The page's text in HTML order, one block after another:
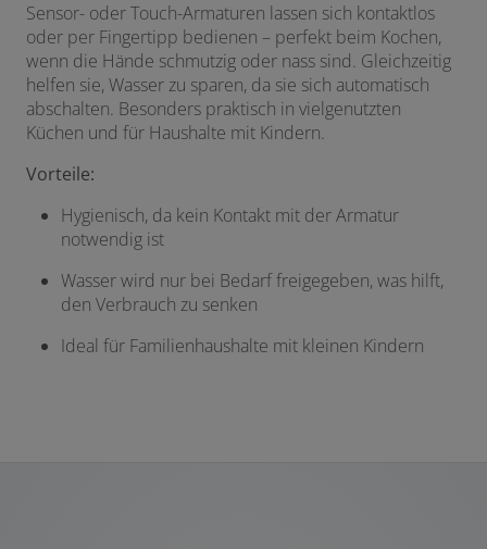
Sensor- oder Touch-Armaturen lassen sich kontaktlos
oder per Fingertipp bedienen – perfekt beim Kochen,
wenn die Hände schmutzig oder nass sind. Gleichzeitig
helfen sie, Wasser zu sparen, da sie sich automatisch
abschalten. Besonders praktisch in vielgenutzten
Küchen und für Haushalte mit Kindern.
Vorteile:
Hygienisch, da kein Kontakt mit der Armatur
notwendig ist
Wasser wird nur bei Bedarf freigegeben, was hilft,
den Verbrauch zu senken
Ideal für Familienhaushalte mit kleinen Kindern